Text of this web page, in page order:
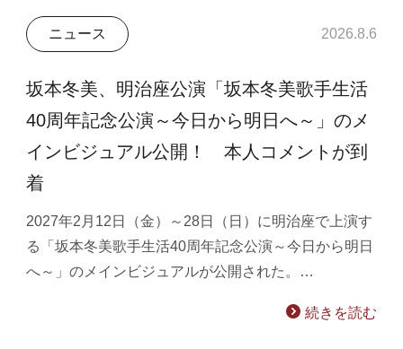
ニュース 2026.8.6
坂本冬美、明治座公演「坂本冬美歌手生活
40周年記念公演～今日から明日へ～」のメ
インビジュアル公開！ 本人コメントが到
着
2027年2月12日（金）～28日（日）に明治座で上演す
る「坂本冬美歌手生活40周年記念公演～今日から明日
へ～」のメインビジュアルが公開された。…
続きを読む